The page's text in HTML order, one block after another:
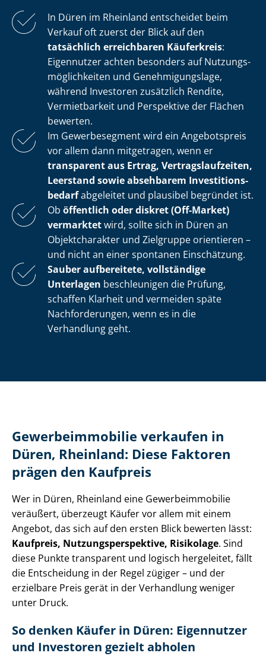
In Düren im Rheinland entscheidet beim
Verkauf oft zuerst der Blick auf den
tatsächlich erreichbaren Käuferkreis:
Eigennutzer achten besonders auf Nut­zungs­
mög­lich­kei­ten und Ge­neh­mi­gungs­la­ge,
während Investoren zusätzlich Rendite,
Vermietbarkeit und Perspektive der Flächen
bewerten.
Im Gewerbesegment wird ein Angebotspreis
vor allem dann mitgetragen, wenn er
transparent aus Ertrag, Ver­trags­lauf­zei­ten,
Leerstand sowie absehbarem In­ves­ti­ti­ons­
be­darfabgeleitet und plausibel begründet ist.
Ob öffentlich oder diskret (Off-Market)
vermarktetwird, sollte sich in Düren an
Objektcharakter und Zielgruppe orientieren –
und nicht an einer spontanen Einschätzung.
Sauber aufbereitete, vollständige
Unterlagen beschleunigen die Prüfung,
schaffen Klarheit und vermeiden späte
Nachforderungen, wenn es in die
Verhandlung geht.
Ge­wer­be­im­mo­bi­lie verkaufen in
Düren, Rheinland: Diese Faktoren
prägen den Kaufpreis
Wer in Düren, Rheinland eine Ge­wer­be­im­mo­bi­lie
veräußert, überzeugt Käufer vor allem mit einem
Angebot, das sich auf den ersten Blick bewerten lässt:
Kaufpreis, Nut­zungs­per­spek­ti­ve, Risikolage. Sind
diese Punkte transparent und logisch hergeleitet, fällt
die Entscheidung in der Regel zügiger – und der
erzielbare Preis gerät in der Verhandlung weniger
unter Druck.
So denken Käufer in Düren: Eigennutzer
und Investoren gezielt abholen